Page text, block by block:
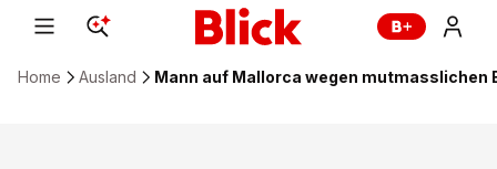
Home Ausland Mann auf Mallorca wegen